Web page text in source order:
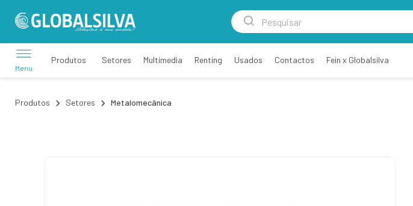
Menu
Produtos Setores Multimedia Renting Usados Contactos Fein x Globalsilva
Produtos Setores Metalomecânica